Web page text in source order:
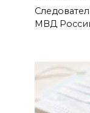
МВД